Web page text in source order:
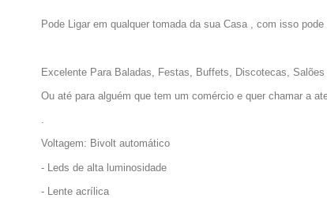
Pode Ligar em qualquer tomada da sua Casa , com isso
Excelente Para Baladas, Festas, Buffets, Discotecas,
Ou até para alguém que tem um comércio e
.
Voltagem: Bivolt automático
- Leds de alta luminosidade
- Lente acrílica